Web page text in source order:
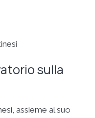
sulla
assieme al suo